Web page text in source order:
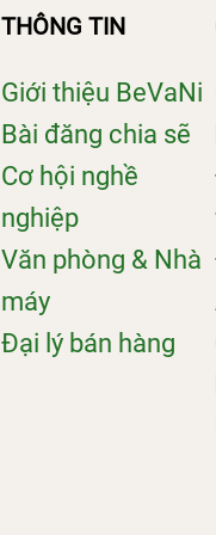
THÔNG TIN
Giới thiệu BeVaNi
Bài đăng chia sẽ
Cơ hội nghề
nghiệp
Văn phòng & Nhà
máy
Đại lý bán hàng